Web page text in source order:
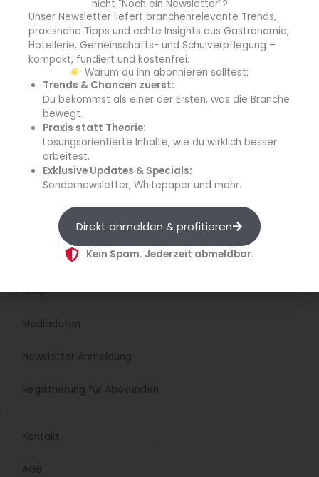
blgastro.de
moproweb.de
kaeseweb.de
fleischnet.de
diehaccpapp.de
diefleischerapp.de
diebestellapp.de
promedia-thekentv.de
Shop
Mediadaten
Newsletter Anmeldung
Registrierung für Abokunden
Kontakt
AGB
nicht "Noch ein Newsletter"?
Unser Newsletter liefert branchenrelevante Trends,
praxisnahe Tipps und echte Insights aus Gastronomie,
Hotellerie, Gemeinschafts- und Schulverpflegung –
kompakt, fundiert und kostenfrei.
Warum du ihn abonnieren solltest:
Trends & Chancen zuerst:
Du bekommst als einer der Ersten, was die Branche
bewegt.
Praxis statt Theorie:
Lösungsorientierte Inhalte, wie du wirklich besser
arbeitest.
Exklusive Updates & Specials:
Sondernewsletter, Whitepaper und mehr.
Direkt anmelden & profitieren
Kein Spam. Jederzeit abmeldbar.